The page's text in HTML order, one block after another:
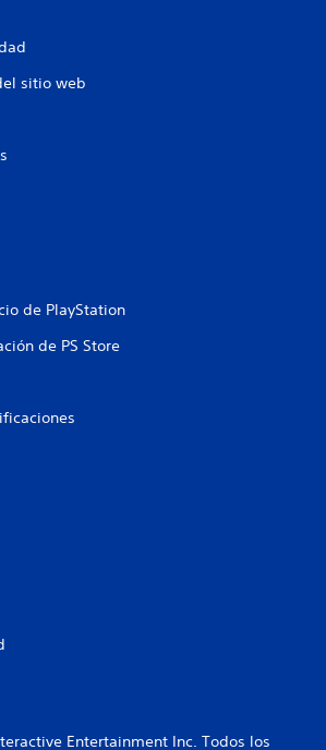
sitio web
de PlayStation
de PS Store
Entertainment Inc. Todos los